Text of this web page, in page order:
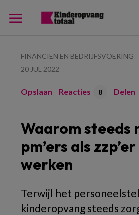
FINANCIËN EN BEDRIJFSVOERING
20 JUL 2022
Opslaan Reacties 8 Delen
Waarom steeds
pm’ers als
werken
Terwijl het
kinderopvang steeds